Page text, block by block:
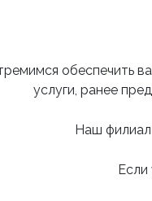
обеспечить
услуги, ранее
Наш филиал
Если